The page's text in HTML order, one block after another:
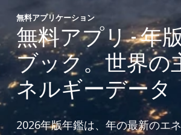
無料アプリケーション
無料アプリ - 年
ブック。世界の
ネルギーデータ
2026年版年鑑は、年の最新のエ